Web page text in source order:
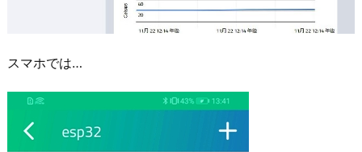
スマホでは…